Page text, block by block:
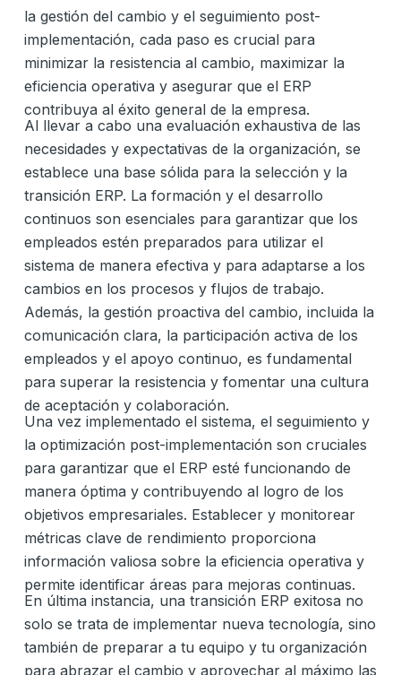
la gestión del cambio y el seguimiento post-
implementación, cada paso es crucial para
minimizar la resistencia al cambio, maximizar la
eficiencia operativa y asegurar que el ERP
contribuya al éxito general de la empresa.
Al llevar a cabo una evaluación exhaustiva de las
necesidades y expectativas de la organización, se
establece una base sólida para la selección y la
transición ERP. La formación y el desarrollo
continuos son esenciales para garantizar que los
empleados estén preparados para utilizar el
sistema de manera efectiva y para adaptarse a los
cambios en los procesos y flujos de trabajo.
Además, la gestión proactiva del cambio, incluida la
comunicación clara, la participación activa de los
empleados y el apoyo continuo, es fundamental
para superar la resistencia y fomentar una cultura
de aceptación y colaboración.
Una vez implementado el sistema, el seguimiento y
la optimización post-implementación son cruciales
para garantizar que el ERP esté funcionando de
manera óptima y contribuyendo al logro de los
objetivos empresariales. Establecer y monitorear
métricas clave de rendimiento proporciona
información valiosa sobre la eficiencia operativa y
permite identificar áreas para mejoras continuas.
En última instancia, una transición ERP exitosa no
solo se trata de implementar nueva tecnología, sino
también de preparar a tu equipo y tu organización
para abrazar el cambio y aprovechar al máximo las